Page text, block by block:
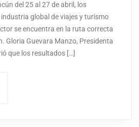
del 25 al 27 de abril, los
global de viajes y turismo
se encuentra en la ruta correcta
Gloria Guevara Manzo, Presidenta
que los resultados […]